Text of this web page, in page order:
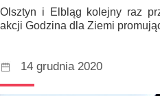
Olsztyn i Elbląg kolejny raz
akcji Godzina dla Ziemi
14 grudnia 2020